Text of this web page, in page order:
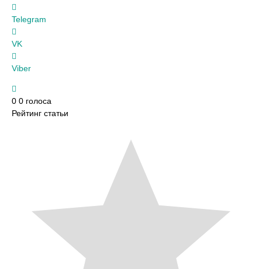
Telegram
VK
Viber
0 0 голоса
Рейтинг статьи